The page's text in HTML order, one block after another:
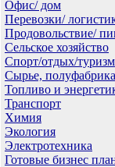
Офис/ дом
Перевозки/
Продовольствие/
Сельское хозяйство
Спорт/отдых/туризм
Сырье,
Топливо и
Транспорт
Химия
Экология
Электротехника
Готовые бизнес